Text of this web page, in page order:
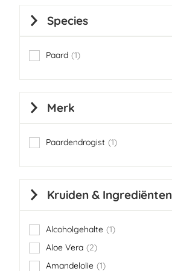
Species
Paard 1
item
Merk
Paardendrogist 1
item
Kruiden & Ingrediënten
Alcoholgehalte 1
item
Aloe Vera
2
items
Amandelolie 1